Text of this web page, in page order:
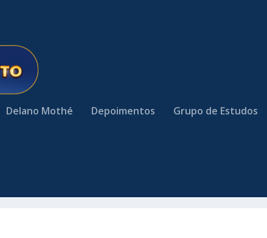
Delano Mothé Depoimentos Grupo de Estudos